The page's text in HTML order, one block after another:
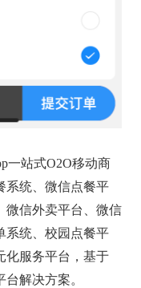
站式O2O移动商
系统、微信点餐平
微信外卖平台、微信
系统、校园点餐平
化服务平台，基于
解决方案。